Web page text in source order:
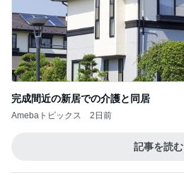
完成間近の新居での介護と同居
Amebaトピックス 2日前
記事を読む